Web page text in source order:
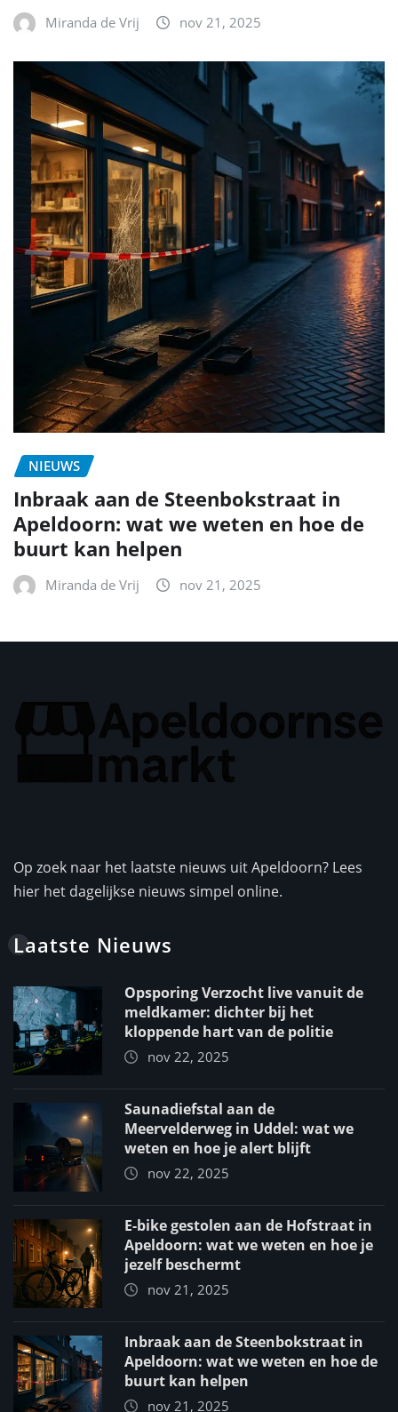
Miranda de Vrij nov 21, 2025
NIEUWS
Inbraak aan de Steenbokstraat in
Apeldoorn: wat we weten en hoe de
buurt kan helpen
Miranda de Vrij nov 21, 2025
Op zoek naar het laatste nieuws uit Apeldoorn? Lees
hier het dagelijkse nieuws simpel online.
Laatste Nieuws
Opsporing Verzocht live vanuit de
meldkamer: dichter bij het
kloppende hart van de politie
nov 22, 2025
Saunadiefstal aan de
Meervelderweg in Uddel: wat we
weten en hoe je alert blijft
nov 22, 2025
E-bike gestolen aan de Hofstraat in
Apeldoorn: wat we weten en hoe je
jezelf beschermt
nov 21, 2025
Inbraak aan de Steenbokstraat in
Apeldoorn: wat we weten en hoe de
buurt kan helpen
nov 21, 2025